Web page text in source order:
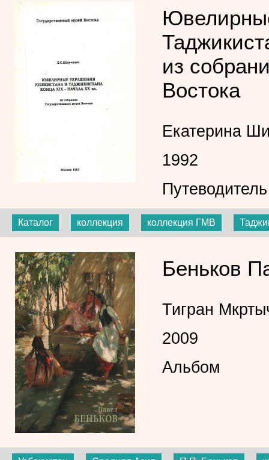
из
Востока
Екатерина
1992
Путеводитель
Каталог коллекция коллекция ГМВ
Беньков
Тигран
2009
Альбом